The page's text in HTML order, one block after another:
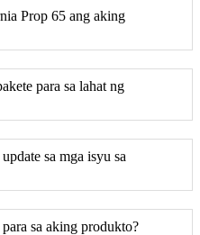
Prop 65 ang aking
para sa lahat ng
sa mga isyu sa
sa aking produkto?